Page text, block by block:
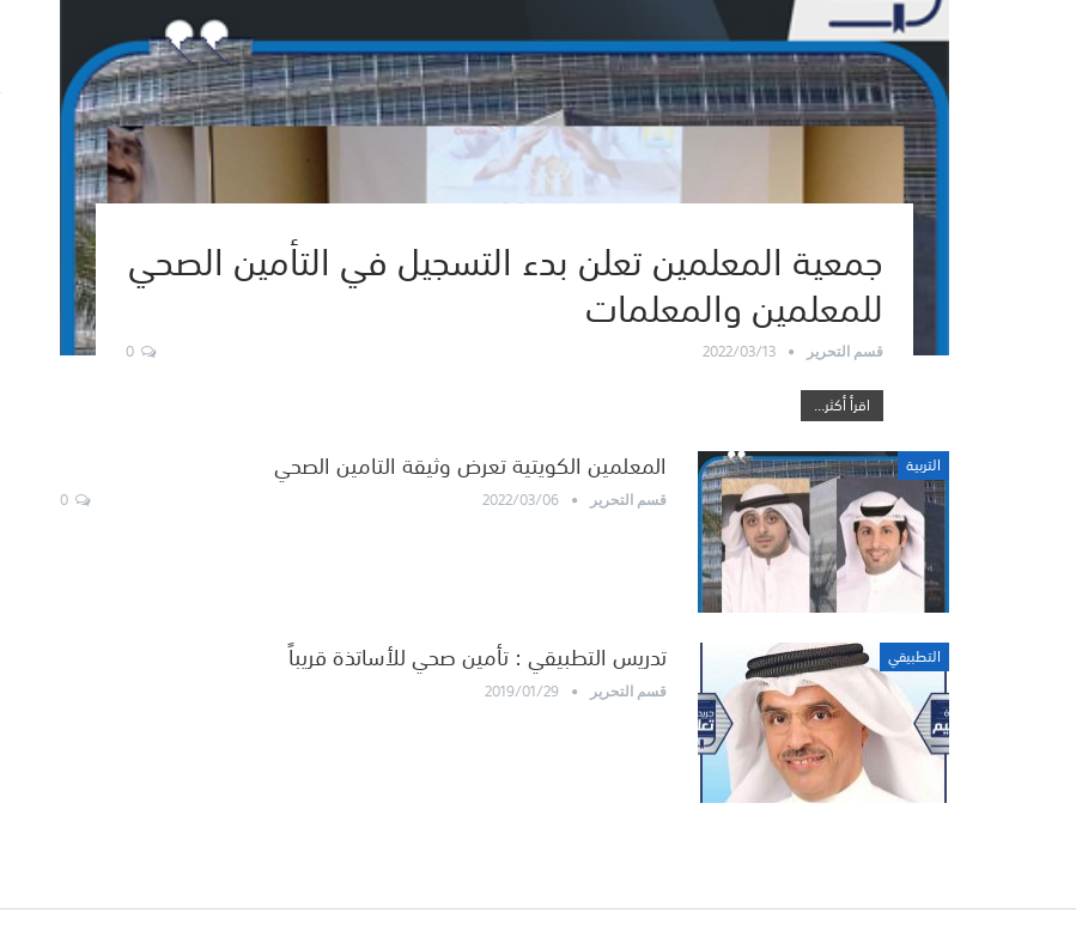
جمعية المعلمين تعلن بدء التسجيل في التأمين الصحي
للمعلمين والمعلمات
قسم التحرير 2022/03/13
اقرأ أكثر...
التربية
المعلمين الكويتية تعرض وثيقة التامين الصحي
قسم التحرير 2022/03/06
التطبيقي تدريس التطبيقي : تأمين صحي للأساتذة قريباً
قسم التحرير 2019/01/29